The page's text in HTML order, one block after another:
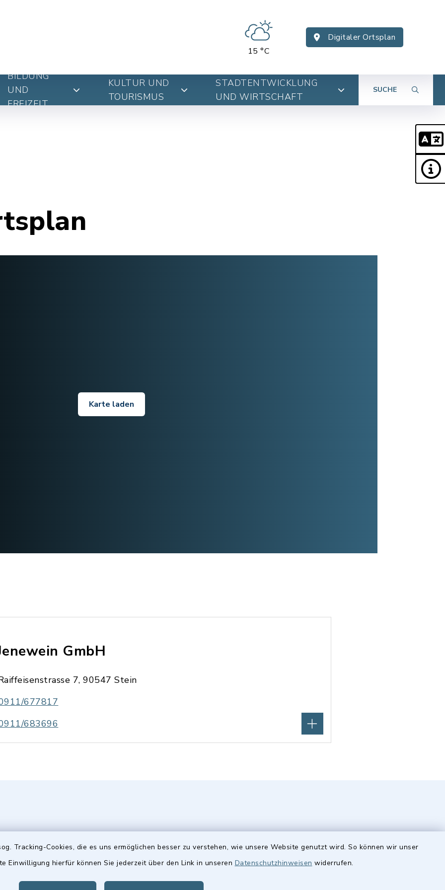
Tracking-Cookies, die es uns ermöglichen besser zu verstehen, wie unsere Website genutzt wird. So können wir unser
Einwilligung hierfür können Sie jederzeit über den Link in unseren Datenschutzhinweisen widerrufen.
15 °C
Digitaler Ortsplan
BILDUNG
UND
FREIZEIT
KULTUR UND
TOURISMUS
STADTENTWICKLUNG
UND WIRTSCHAFT
SUCHE
Karte laden
GmbH
7, 90547 Stein
677817
683696
Hinweis Quicklinks